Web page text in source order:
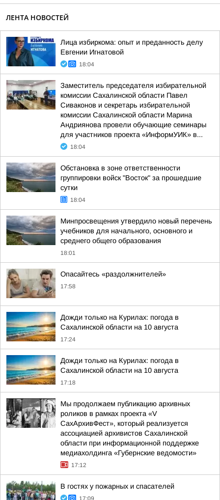
ЛЕНТА НОВОСТЕЙ
Лица избиркома: опыт и преданность делу
Евгении Игнатовой
18:04
Заместитель председателя избирательной
комиссии Сахалинской области Павел
Сиваконов и секретарь избирательной
комиссии Сахалинской области Марина
Андриянова провели обучающие семинары
для участников проекта «ИнформУИК» в...
18:04
Обстановка в зоне ответственности
группировки войск "Восток" за прошедшие
сутки
18:04
Минпросвещения утвердило новый перечень
учебников для начального, основного и
среднего общего образования
18:01
Опасайтесь «раздолжнителей»
17:58
Дожди только на Курилах: погода в
Сахалинской области на 10 августа
17:24
Дожди только на Курилах: погода в
Сахалинской области на 10 августа
17:18
Мы продолжаем публикацию архивных
роликов в рамках проекта «V
СахАрхивФест», который реализуется
ассоциацией архивистов Сахалинской
области при информационной поддержке
медиахолдинга «Губернские ведомости»
17:12
В гостях у пожарных и спасателей
17:09